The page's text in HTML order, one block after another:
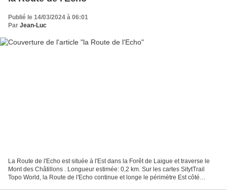
Publié le 14/03/2024 à 06:01
Par Jean-Luc
La Route de l'Echo est située à l'Est dans la Forêt de Laigue et traverse le
Mont des Châtillons . Longueur estimée: 0,2 km. Sur les cartes SitytTrail
Topo World, la Route de l'Echo continue et longe le périmètre Est côté